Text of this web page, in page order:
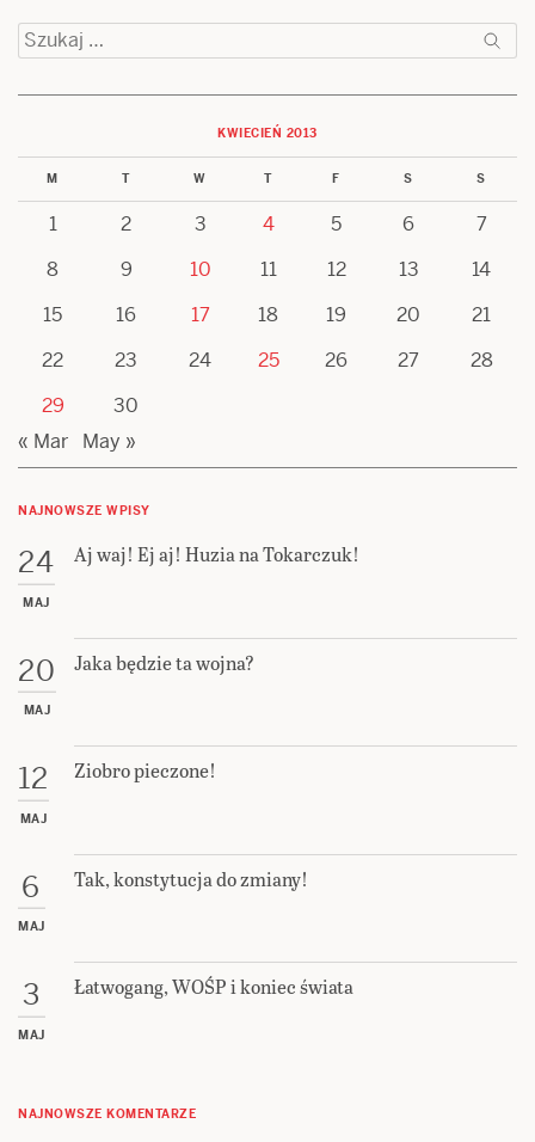
Szukaj:
KWIECIEŃ 2013
M T W T F S S
1 2 3 4 5 6
7
8
9 10 11 12 13
14
15
16 17 18 19 20
21
22
23 24 25 26 27
28
29
30
« Mar
May »
NAJNOWSZE WPISY
24
MAJ
Aj waj! Ej aj! Huzia na Tokarczuk!
20
MAJ
Jaka będzie ta wojna?
12
MAJ
Ziobro pieczone!
6
MAJ
Tak, konstytucja do zmiany!
3
MAJ
Łatwogang, WOŚP i koniec świata
NAJNOWSZE KOMENTARZE